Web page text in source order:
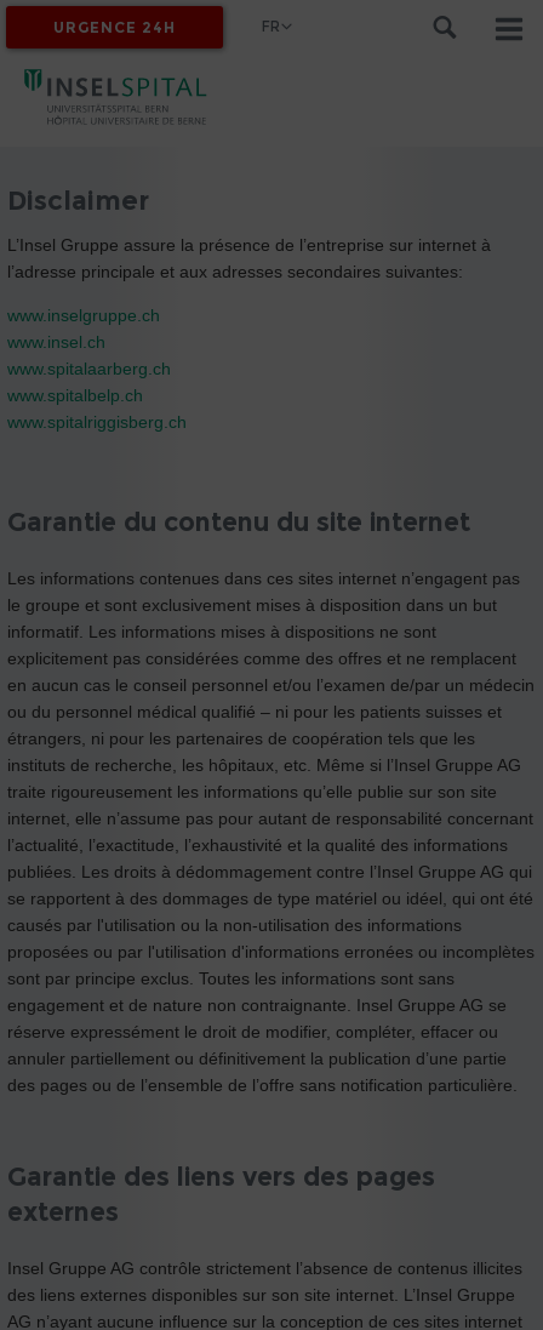
MYINSEL
URGENCE 24H FR
Disclaimer
L’Insel Gruppe assure la présence de l’entreprise sur internet à
l’adresse principale et aux adresses secondaires suivantes:
www.inselgruppe.ch
www.insel.ch
www.spitalaarberg.ch
www.spitalbelp.ch
www.spitalriggisberg.ch
Garantie du contenu du site internet
Les informations contenues dans ces sites internet n’engagent pas
le groupe et sont exclusivement mises à disposition dans un but
informatif. Les informations mises à dispositions ne sont
explicitement pas considérées comme des offres et ne remplacent
en aucun cas le conseil personnel et/ou l’examen de/par un médecin
ou du personnel médical qualifié – ni pour les patients suisses et
étrangers, ni pour les partenaires de coopération tels que les
instituts de recherche, les hôpitaux, etc. Même si l’Insel Gruppe AG
traite rigoureusement les informations qu’elle publie sur son site
internet, elle n’assume pas pour autant de responsabilité concernant
l’actualité, l’exactitude, l’exhaustivité et la qualité des informations
publiées. Les droits à dédommagement contre l’Insel Gruppe AG qui
se rapportent à des dommages de type matériel ou idéel, qui ont été
causés par l'utilisation ou la non-utilisation des informations
proposées ou par l'utilisation d'informations erronées ou incomplètes
sont par principe exclus. Toutes les informations sont sans
engagement et de nature non contraignante. Insel Gruppe AG se
réserve expressément le droit de modifier, compléter, effacer ou
annuler partiellement ou définitivement la publication d’une partie
des pages ou de l’ensemble de l’offre sans notification particulière.
Garantie des liens vers des pages
externes
Insel Gruppe AG contrôle strictement l’absence de contenus illicites
des liens externes disponibles sur son site internet. L’Insel Gruppe
AG n’ayant aucune influence sur la conception de ces sites internet